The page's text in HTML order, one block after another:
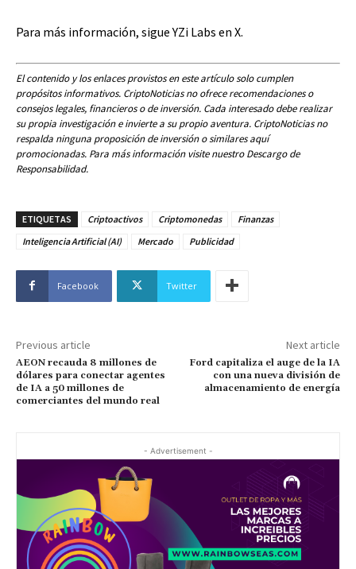
Para más información, sigue YZi Labs en X.
El contenido y los enlaces provistos en este artículo solo cumplen
propósitos informativos. CriptoNoticias no ofrece recomendaciones o
consejos legales, financieros o de inversión. Cada interesado debe realizar
su propia investigación e invierte a su propio aventura. CriptoNoticias no
respalda ninguna proposición de inversión o similares aquí
promocionadas. Para más información visite nuestro Descargo de
Responsabilidad.
ETIQUETAS Criptoactivos Criptomonedas
Finanzas
Inteligencia Artificial (AI)
Mercado Publicidad
Facebook Twitter
Previous article
AEON recauda 8 millones de
dólares para conectar agentes
de IA a 50 millones de
comerciantes del mundo real
Next article
Ford capitaliza el auge de la IA
con una nueva división de
almacenamiento de energía
- Advertisement -